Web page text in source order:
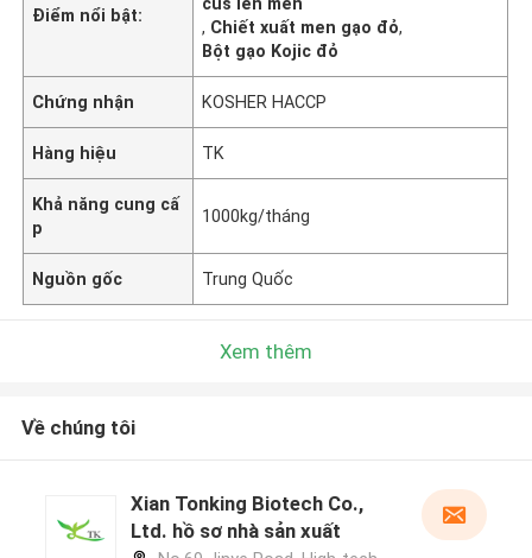
Điểm nổi bật:
, Chiết xuất men gạo đỏ,
Bột gạo Kojic đỏ
Chứng nhận KOSHER HACCP
Hàng hiệu TK
Khả năng cung cấ
p
1000kg/tháng
Nguồn gốc Trung Quốc
Xem thêm
Về chúng tôi
Xian Tonking Biotech Co.,
Ltd. hồ sơ nhà sản xuất